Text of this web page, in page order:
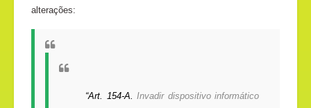
alterações:
“Art. 154-A. Invadir dispositivo informático